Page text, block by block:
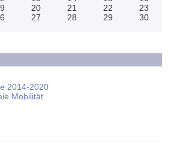
20 21 22
23
27 28 29
30
2014-2020
Mobilität